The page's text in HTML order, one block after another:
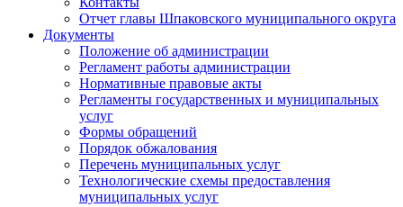
Отчет главы Шпаковского муниципального округа
Документы
Положение об администрации
Регламент работы администрации
Нормативные правовые акты
Регламенты государственных и муниципальных
услуг
Формы обращений
Порядок обжалования
Перечень муниципальных услуг
Технологические схемы предоставления
муниципальных услуг